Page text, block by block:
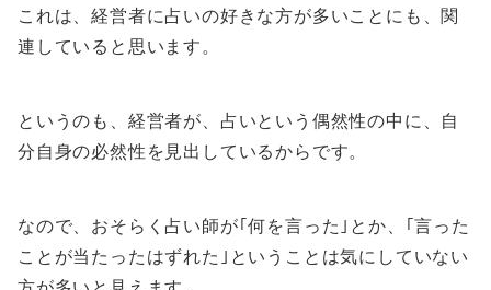
これは、経営者に占いの好きな方が多いことにも、関
連していると思います。
というのも、経営者が、占いという偶然性の中に、自
分自身の必然性を見出しているからです。
なので、おそらく占い師が｢何を言った｣とか、｢言った
ことが当たったはずれた｣ということは気にしていない